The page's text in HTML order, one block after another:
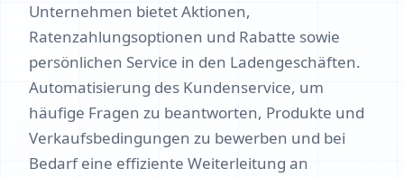
Unternehmen bietet Aktionen,
Ratenzahlungsoptionen und Rabatte sowie
persönlichen Service in den Ladengeschäften.
Automatisierung des Kundenservice, um
häufige Fragen zu beantworten, Produkte und
Verkaufsbedingungen zu bewerben und bei
Bedarf eine effiziente Weiterleitung an